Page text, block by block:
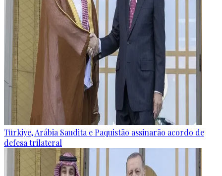
Türkiye, Arábia Saudita e Paquistão assinarão acordo de
defesa trilateral